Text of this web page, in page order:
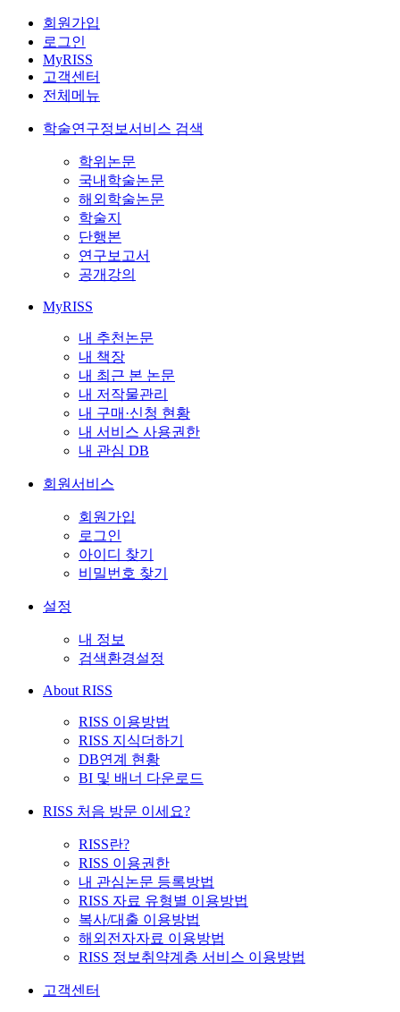
회원가입
로그인
MyRISS
고객센터
전체메뉴
학술연구정보서비스 검색
학위논문
국내학술논문
해외학술논문
학술지
단행본
연구보고서
공개강의
MyRISS
내 추천논문
내 책장
내 최근 본 논문
내 저작물관리
내 구매·신청 현황
내 서비스 사용권한
내 관심 DB
회원서비스
회원가입
로그인
아이디 찾기
비밀번호 찾기
설정
내 정보
검색환경설정
About RISS
RISS 이용방법
RISS 지식더하기
DB연계 현황
BI 및 배너 다운로드
RISS 처음 방문 이세요?
RISS란?
RISS 이용권한
내 관심논문 등록방법
RISS 자료 유형별 이용방법
복사/대출 이용방법
해외전자자료 이용방법
RISS 정보취약계층 서비스 이용방법
고객센터